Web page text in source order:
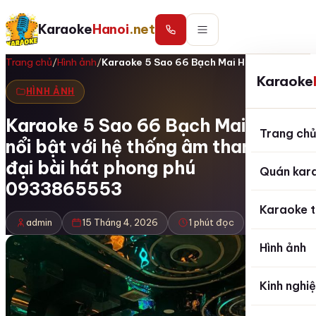
KaraokeHanoi.net
Karaoke
Trang chủ
Quán
Karaoke
Hình ảnh
Kinh
Trang chủ/Hình ảnh/Karaoke 5 Sao 66 Bạch Mai Hà Nội nổi…
HÌNH ẢNH
Karaoke 5 Sao 66 Bạch Mai Hà Nội
nổi bật với hệ thống âm thanh hiện
đại bài hát phong phú
0933865553
admin 15 Tháng 4, 2026 1 phút đọc